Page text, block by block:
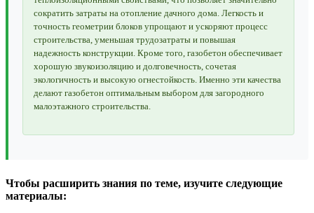
сократить затраты на отопление дачного дома. Легкость и
точность геометрии блоков упрощают и ускоряют процесс
строительства, уменьшая трудозатраты и повышая
надежность конструкции. Кроме того, газобетон обеспечивает
хорошую звукоизоляцию и долговечность, сочетая
экологичность и высокую огнестойкость. Именно эти качества
делают газобетон оптимальным выбором для загородного
малоэтажного строительства.
Чтобы расширить знания по теме, изучите следующие
материалы: